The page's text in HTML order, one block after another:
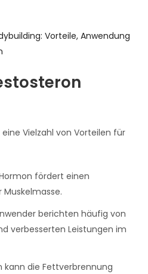
Vorteile, Anwendung
Vielzahl von Vorteilen für
fördert einen
berichten häufig von
verbesserten Leistungen im
kann die Fettverbrennung